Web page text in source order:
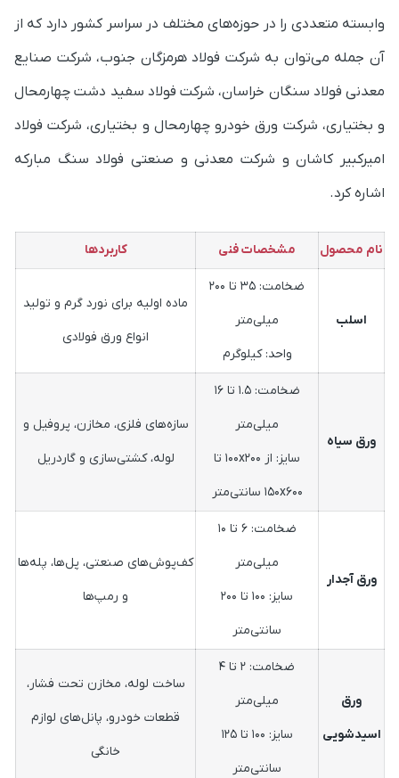
وابسته متعددی را در حوزه‌های مختلف در سراسر کشور دارد که از
آن جمله می‌توان به شرکت فولاد هرمزگان جنوب، شرکت صنایع
معدنی فولاد سنگان خراسان، شرکت فولاد سفید دشت چهارمحال
و بختیاری، شرکت ورق خودرو چهارمحال و بختیاری، شرکت فولاد
امیرکبیر کاشان و شرکت معدنی و صنعتی فولاد سنگ مبارکه
اشاره کرد.
نام محصول مشخصات فنی کاربردها
اسلب
ضخامت: ۳۵ تا ۲۰۰
میلی‌متر
واحد: کیلوگرم
ماده اولیه برای نورد گرم و تولید
انواع ورق فولادی
ورق سیاه
ضخامت: ۱.۵ تا ۱۶
میلی‌متر
سایز: از ۱۰۰x۲۰۰ تا
۱۵۰x۶۰۰ سانتی‌متر
سازه‌های فلزی، مخازن، پروفیل و
لوله، کشتی‌سازی و گاردریل
ورق آجدار
ضخامت: ۶ تا ۱۰
میلی‌متر
سایز: ۱۰۰ تا ۲۰۰
سانتی‌متر
کف‌پوش‌های صنعتی، پل‌ها، پله‌ها
و رمپ‌ها
ورق
اسیدشویی
ضخامت: ۲ تا ۴
میلی‌متر
سایز: ۱۰۰ تا ۱۲۵
سانتی‌متر
ساخت لوله، مخازن تحت فشار،
قطعات خودرو، پانل‌های لوازم
خانگی